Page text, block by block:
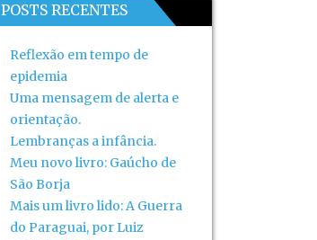
POSTS RECENTES
Reflexão em tempo de
epidemia
Uma mensagem de alerta e
orientação.
Lembranças a infância.
Meu novo livro: Gaúcho de
São Borja
Mais um livro lido: A Guerra
do Paraguai, por Luiz